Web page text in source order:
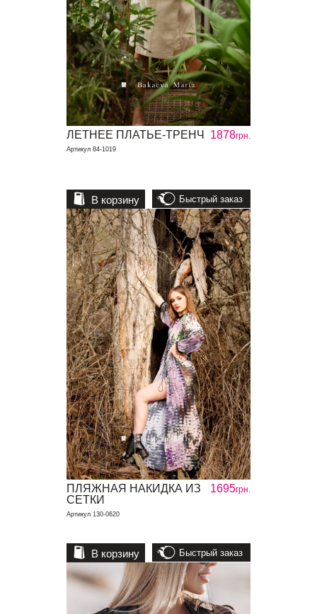
1878грн.
ЛЕТНЕЕ ПЛАТЬЕ-ТРЕНЧ
Артикул 84-1019
В корзину Быстрый заказ
1695грн.
ПЛЯЖНАЯ НАКИДКА ИЗ
СЕТКИ
Артикул 130-0620
В корзину Быстрый заказ